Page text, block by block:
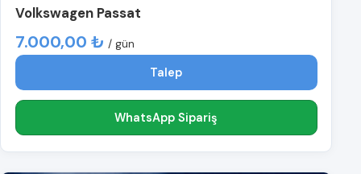
Volkswagen Passat
7.000,00 ₺ / gün
Talep
WhatsApp Sipariş